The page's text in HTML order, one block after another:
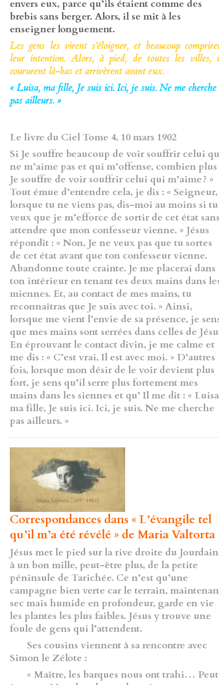
envers eux, parce qu’ils étaient comme des
brebis sans berger. Alors, il se mit à les
enseigner longuement.
Les gens les virent s’éloigner, et beaucoup
leur intention. Alors, à pied, de toutes les villes,
coururent là-bas et arrivèrent avant eux.
« Luisa, ma fille, Je suis ici. Ici, je suis. Ne me cherche
pas ailleurs. »
Le livre du Ciel Tome 4, 10 mars 1902
Si Je souffre beaucoup de voir souffrir celui
ne m’aime pas et qui m’offense, combien plus
Je souffre de voir souffrir celui qui m’aime ? »
Tout émue d’entendre cela, je dis : « Seigneur,
lorsque tu ne viens pas, dis-moi au moins si tu
veux que je m’efforce de sortir de cet état
attendre que mon confesseur vienne. » Jésus
répondit : « Non, Je ne veux pas que tu sortes
de cet état avant que ton confesseur vienne.
Abandonne toute crainte. Je me placerai dans
ton intérieur en tenant tes deux mains dans
miennes. Et, au contact de mes mains, tu
reconnaîtras que Je suis avec toi. » Ainsi,
lorsque me vient l’envie de sa présence, je
que mes mains sont serrées dans celles de
En éprouvant le contact divin, je me calme et
me dis : « C’est vrai, Il est avec moi. » D’autres
fois, lorsque mon désir de le voir devient plus
fort, je sens qu’il serre plus fortementmes
mains dans les siennes et qu’ Il me dit : «
ma fille, Je suis ici. Ici, je suis. Ne me cherche
pas ailleurs. »
Correspondances dans « L’évangile tel
qu’il m’a été révélé » de Maria Valtorta
Jésus met le pied sur la rive droite du Jourdain
à un bon mille, peut-être plus, de la petite
péninsule de Tarichée. Ce n’est qu’une
campagne bien verte car le terrain,
sec mais humide en profondeur, garde en vie
les plantes les plus faibles. Jésus y trouve une
foule de gens qui l’attendent.
Ses cousins viennent à sa rencontre avec
Simon le Zélote :
« Maître, les barques nous ont trahi…